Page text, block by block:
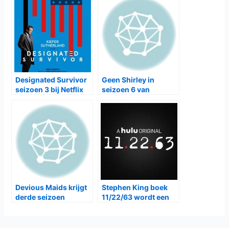
Designated Survivor
seizoen 3 bij Netflix
Geen Shirley in
seizoen 6 van
Devious Maids krijgt
derde seizoen
Stephen King boek
11/22/63 wordt een